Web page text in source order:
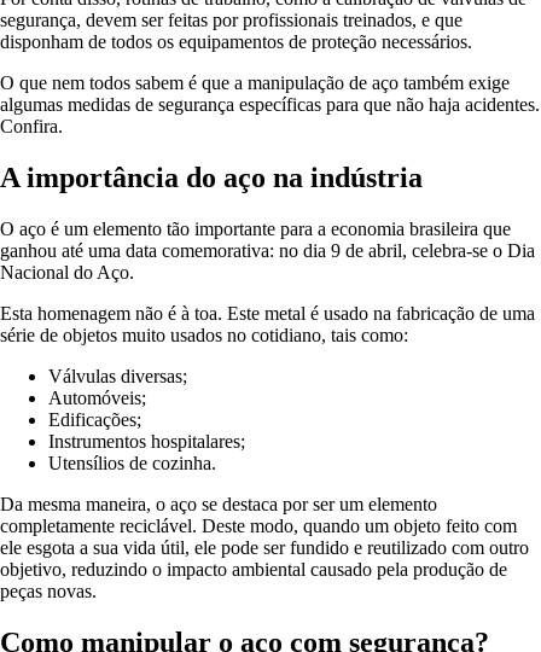
segurança, devem ser feitas por profissionais treinados, e que
disponham de todos os equipamentos de proteção necessários.
O que nem todos sabem é que a manipulação de aço também exige
algumas medidas de segurança específicas para que não haja acidentes.
Confira.
A importância do aço na indústria
O aço é um elemento tão importante para a economia brasileira que
ganhou até uma data comemorativa: no dia 9 de abril, celebra-se o Dia
Nacional do Aço.
Esta homenagem não é à toa. Este metal é usado na fabricação de uma
série de objetos muito usados no cotidiano, tais como:
Válvulas diversas;
Automóveis;
Edificações;
Instrumentos hospitalares;
Utensílios de cozinha.
Da mesma maneira, o aço se destaca por ser um elemento
completamente reciclável. Deste modo, quando um objeto feito com
ele esgota a sua vida útil, ele pode ser fundido e reutilizado com outro
objetivo, reduzindo o impacto ambiental causado pela produção de
peças novas.
Como manipular o aço com segurança?